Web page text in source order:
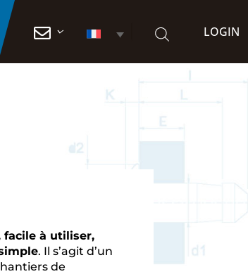
 LOGIN
facile à utiliser,
. Il s’agit d’un
de